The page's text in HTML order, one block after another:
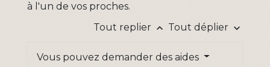
à l'un de vos proches.
Tout replier keyboard_arrow_up Tout déplier keyboard_arrow_down
Vous pouvez demander des aides